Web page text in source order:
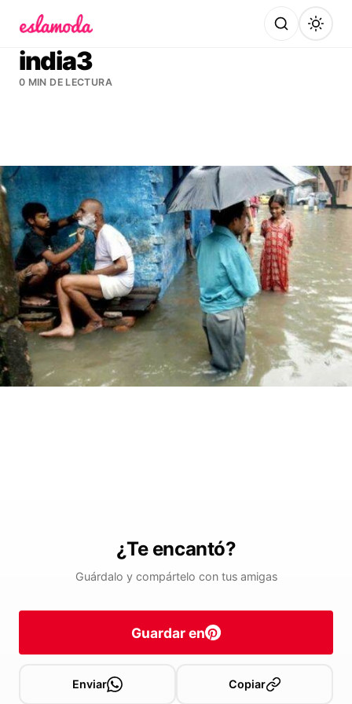
india3
0 MIN DE LECTURA
¿Te encantó?
Guárdalo y compártelo con tus amigas
Guardar en
Enviar Copiar